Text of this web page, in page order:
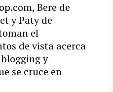
Bere de
y Paty de
el
de vista acerca
y
se cruce en